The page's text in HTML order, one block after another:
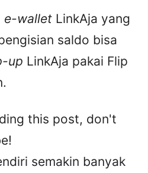
e-wallet LinkAja yang
saldo bisa
up LinkAja pakai Flip
this post, don't
semakin banyak